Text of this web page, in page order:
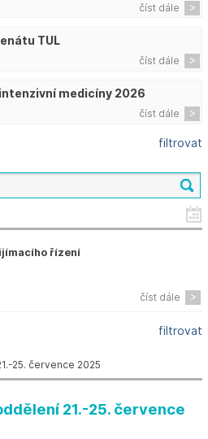
číst dále
TUL
číst dále
medicíny 2026
číst dále
filtrovat
řízení
číst dále
filtrovat
25. července 2025
21.-25. července